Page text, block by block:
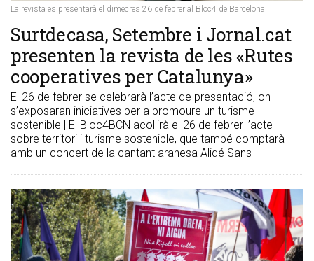
La revista es presentarà el dimecres 26 de febrer al Bloc4 de Barcelona
Surtdecasa, Setembre i Jornal.cat
presenten la revista de les «Rutes
cooperatives per Catalunya»
El 26 de febrer se celebrarà l’acte de presentació, on
s’exposaran iniciatives per a promoure un turisme
sostenible | El Bloc4BCN acollirà el 26 de febrer l’acte
sobre territori i turisme sostenible, que també comptarà
amb un concert de la cantant aranesa Alidé Sans